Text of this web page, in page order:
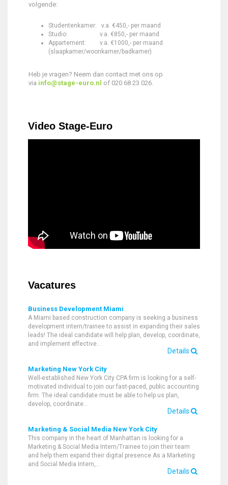
volgende:
Studentenkamer: v.a. €450,- per maand
Studio: v.a. €850,- per maand
Appartement: v.a. €1000,- per maand
(slaapkamer/woonkamer/badkamer)
Heb je vragen? Neem dan contact met ons op
via info@stage-euro.nl of 020 68 23 026.
Video Stage-Euro
Vacatures
Business Development Miami
A Miami based construction company is seeking a business
development intern/trainee to assist in expanding their sales
leads! The ideal candidate will help plan, develop, coordinate,
and implement effective…
Details
Marketing New York City
Well-established New York City CPA firm is looking for a self-
motivated individual to join our fast-paced, public accounting
firm. The ideal candidate must be able to help us plan,
develop, coordinate…
Details
Marketing & Social Media New York City
This company in the heart of Manhattan is looking for a
Marketing & Social Media Intern/Trainee to join their team
and help them expand their digital presence.As a Marketing
and Social Media Intern,…
Details